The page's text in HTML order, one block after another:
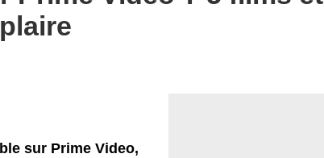
article
sur Prime Video,